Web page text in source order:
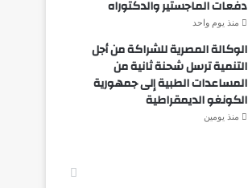
دفعات الماجستير والدكتوراه
منذ يوم واحد
الوكالة المصرية للشراكة من أجل
التنمية ترسل شحنة ثانية من
المساعدات الطبية إلى جمهورية
الكونغو الديمقراطية
منذ يومين